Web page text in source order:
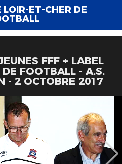
LOIR-ET-CHER DE
FFF + LABEL
FOOTBALL - A.S.
- 2 OCTOBRE 2017